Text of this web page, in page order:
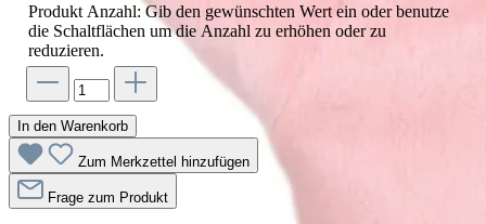
Produkt Anzahl: Gib den gewünschten Wert ein oder benutze
die Schaltflächen um die Anzahl zu erhöhen oder zu
reduzieren.
In den Warenkorb
Zum Merkzettel hinzufügen
Frage zum Produkt